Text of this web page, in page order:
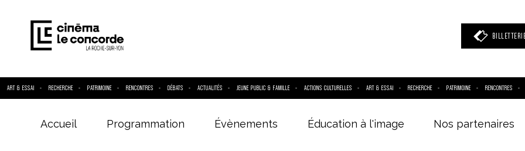
ART & ESSAI RECHERCHE PATRIMOINE RENCONTRES DÉBATS ACTUALITÉS JEUNE PUBLIC & FAMILLE ACTIONS CULTURELLES ART & ESSAI RECHERCHE PATRIMOINE RENCONTRES
Accueil Programmation Évènements Éducation à l'image Nos partenaires